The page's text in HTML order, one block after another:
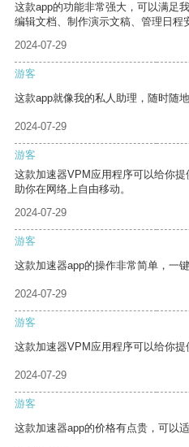
这款app的功能非常强大，可以满足
编辑文档、制作演示文稿、管理日程
2024-07-29
游客
这款app就像我的私人助理，随时随
2024-07-29
游客
这款加速器VPM应用程序可以给你
助你在网络上自由移动。
2024-07-29
游客
这款加速器app的操作非常简单，一
2024-07-29
游客
这款加速器VPM应用程序可以给你提
2024-07-29
游客
这款加速器app的价格有点贵，可以